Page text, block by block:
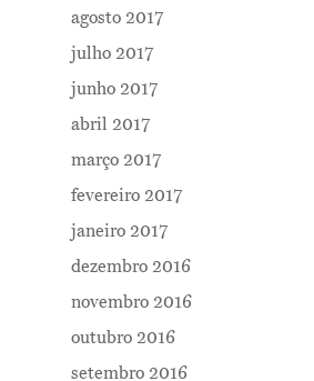
agosto 2017
julho 2017
junho 2017
abril 2017
março 2017
fevereiro 2017
janeiro 2017
dezembro 2016
novembro 2016
outubro 2016
setembro 2016